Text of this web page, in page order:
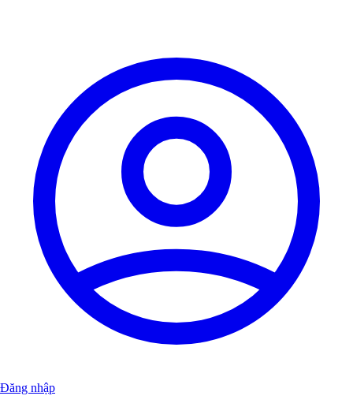
Đăng nhập